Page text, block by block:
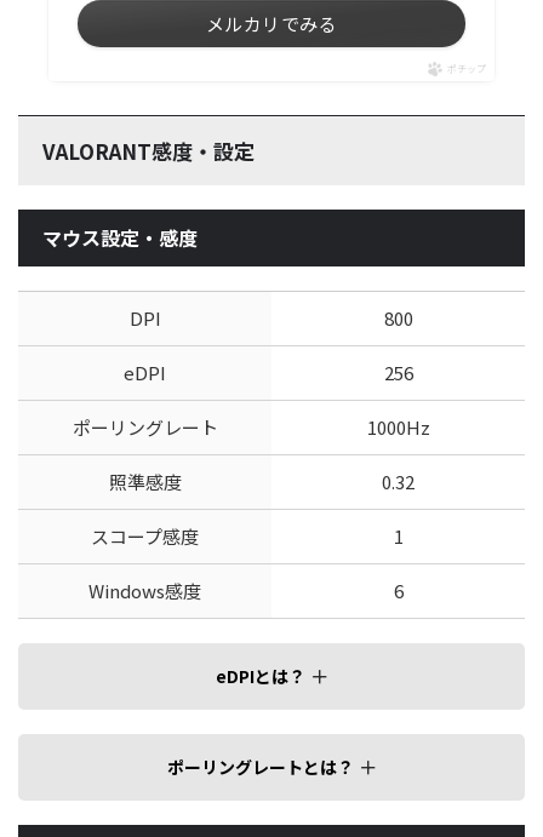
メルカリでみる
ポチップ
VALORANT感度・設定
マウス設定・感度
DPI 800
eDPI 256
ポーリングレート 1000Hz
照準感度 0.32
スコープ感度 1
Windows感度 6
eDPIとは？
ポーリングレートとは？